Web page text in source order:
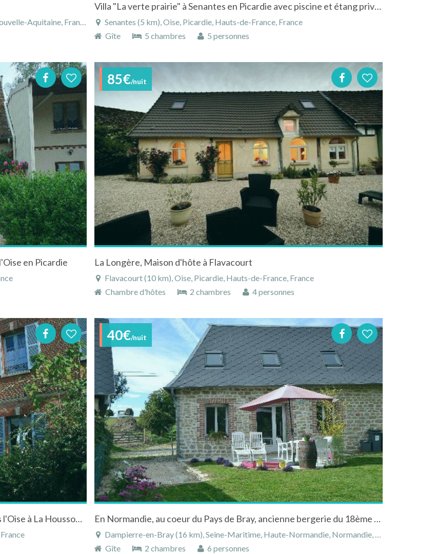
Aquitaine, France
Villa "La verte prairie" à Senantes en Picardie avec piscine et étang privé a la campagne
Senantes (5 km), Oise, Picardie, Hauts-de-France, France
Gîte
5 chambres 5 personnes
en Picardie
85€/nuit
La Longère, Maison d'hôte à Flavacourt
Flavacourt (10 km), Oise, Picardie, Hauts-de-France, France
Chambre d'hôtes
2 chambres 4 personnes
La chaise verte, belle demeure à 1h15 de Paris dans l'Oise à La Houssoye en Picardie
40€/nuit
En Normandie, au coeur du Pays de Bray, ancienne bergerie du 18ème siècle, en pierre,
Dampierre-en-Bray (16 km), Seine-Maritime, Haute-Normandie, Normandie, France
Gîte
2 chambres 6 personnes